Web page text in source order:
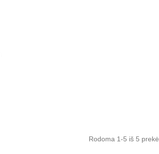
Rodoma 1-5 iš 5